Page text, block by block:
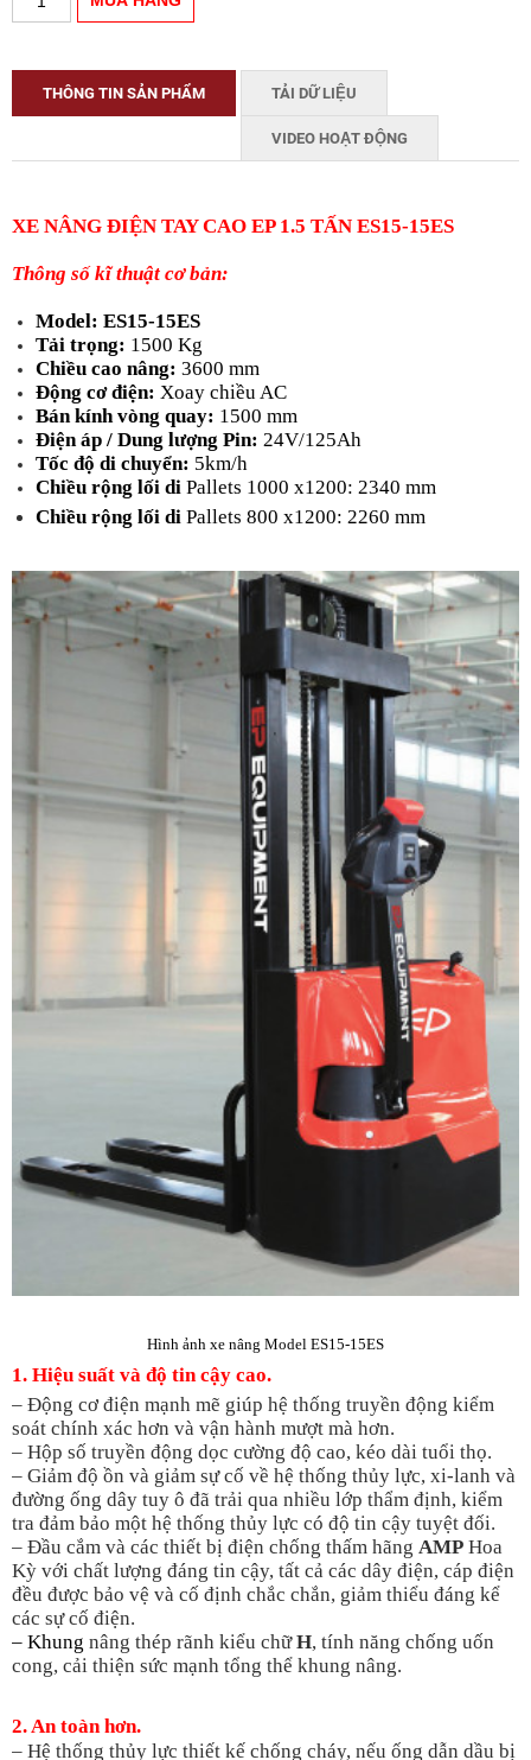
THÔNG TIN SẢN PHẨM TẢI DỮ LIỆU
VIDEO HOẠT ĐỘNG
XE NÂNG ĐIỆN TAY CAO EP 1.5 TẤN ES15-15ES
Thông số kĩ thuật cơ bản:
Model: ES15-15ES
Tải trọng: 1500 Kg
Chiều cao nâng: 3600 mm
Động cơ điện: Xoay chiều AC
Bán kính vòng quay: 1500 mm
Điện áp / Dung lượng Pin: 24V/125Ah
Tốc độ di chuyển: 5km/h
Chiều rộng lối di Pallets 1000 x1200: 2340 mm
Chiều rộng lối di Pallets 800 x1200: 2260 mm
Hình ảnh xe nâng Model ES15-15ES
1. Hiệu suất và độ tin cậy cao.
– Động cơ điện mạnh mẽ giúp hệ thống truyền động kiểm
soát chính xác hơn và vận hành mượt mà hơn.
– Hộp số truyền động dọc cường độ cao, kéo dài tuổi thọ.
– Giảm độ ồn và giảm sự cố về hệ thống thủy lực, xi-lanh và
đường ống dây tuy ô đã trải qua nhiều lớp thẩm định, kiểm
tra đảm bảo một hệ thống thủy lực có độ tin cậy tuyệt đối.
– Đầu cắm và các thiết bị điện chống thấm hãng AMP Hoa
Kỳ với chất lượng đáng tin cậy, tất cả các dây điện, cáp điện
đều được bảo vệ và cố định chắc chắn, giảm thiểu đáng kể
các sự cố điện.
– Khung nâng thép rãnh kiểu chữH, tính năng chống uốn
cong, cải thiện sức mạnh tổng thể khung nâng.
2. An toàn hơn.
– Hệ thống thủy lực thiết kế chống cháy, nếu ống dẫn dầu bị